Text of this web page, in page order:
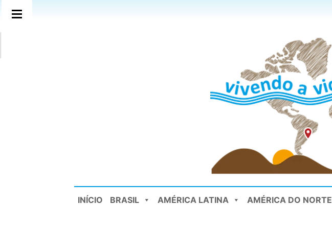
INÍCIO BRASIL AMÉRICA LATINA AMÉRICA DO NORTE